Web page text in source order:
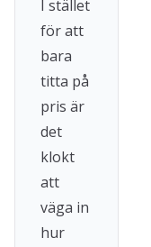
I stället
för att
bara
titta på
pris är
det
klokt
att
väga in
hur